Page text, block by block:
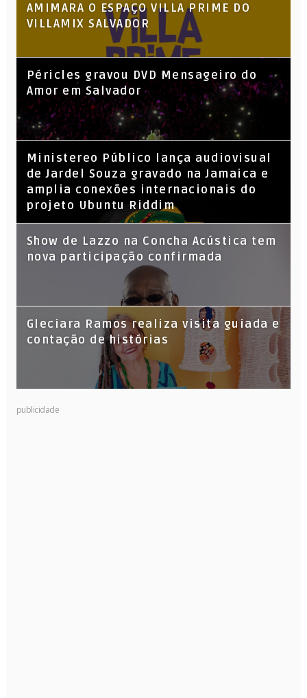
AMIMARA O ESPAÇO VILLA PRIME DO
VILLAMIX SALVADOR
Péricles gravou DVD Mensageiro do
Amor em Salvador
​Ministereo Público lança audiovisual
de Jardel Souza gravado na Jamaica e
amplia conexões internacionais do
projeto Ubuntu Riddim
Show de Lazzo na Concha Acústica tem
nova participação confirmada
Gleciara Ramos realiza visita guiada e
contação de histórias
publicidade